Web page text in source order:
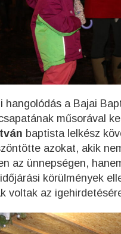
hangolódás a Bajai
műsorával
baptista lelkész
azokat, akik
az ünnepségen,
körülmények
voltak az